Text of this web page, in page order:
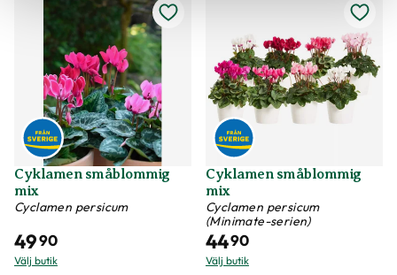
Cyklamen småblommig
mix
Cyclamen persicum
4990
Välj butik
Cyklamen småblommig
mix
Cyclamen persicum
(Minimate-serien)
4490
Välj butik